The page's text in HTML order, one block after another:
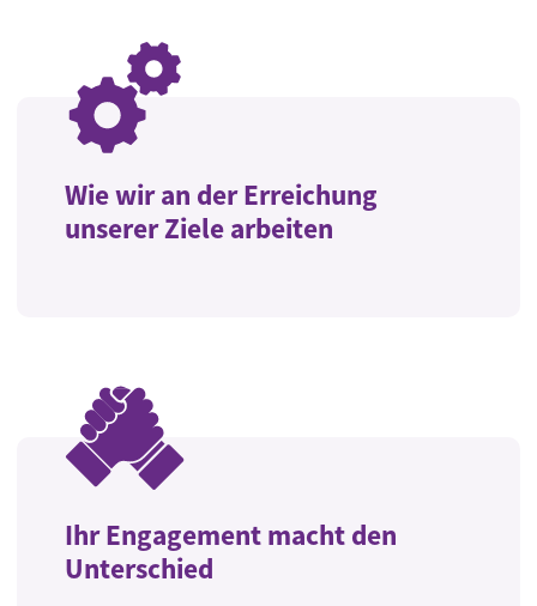
Wie wir an der Erreichung
unserer Ziele arbeiten
Ihr Engagement macht den
Unterschied